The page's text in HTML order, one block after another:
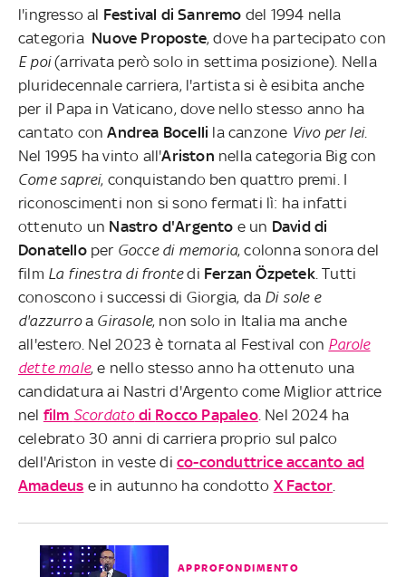
l'ingresso al Festival di Sanremo del 1994 nella
categoria Nuove Proposte, dove ha partecipato con
E poi(arrivata però solo in settima posizione). Nella
pluridecennale carriera, l'artista si è esibita anche
per il Papa in Vaticano, dove nello stesso anno ha
cantato conAndrea Bocelli la canzone Vivo per lei.
Nel 1995 ha vinto all'Ariston nella categoria Big con
Come saprei, conquistando ben quattro premi. I
riconoscimenti non si sono fermati lì: ha infatti
ottenuto un Nastro d'Argento e un David di
Donatello per Gocce di memoria, colonna sonora del
film La finestra di frontedi Ferzan Özpetek. Tutti
conoscono i successi di Giorgia, da Di sole e
d'azzurroa Girasole, non solo in Italia ma anche
all'estero. Nel 2023 è tornata al Festival con Parole
dette male, e nello stesso anno ha ottenuto una
candidatura ai Nastri d'Argento come Miglior attrice
nel film Scordatodi Rocco Papaleo. Nel 2024 ha
celebrato 30 anni di carriera proprio sul palco
dell'Ariston in veste di co-conduttrice accanto ad
Amadeus e in autunno ha condotto X Factor
APPROFONDIMENTO